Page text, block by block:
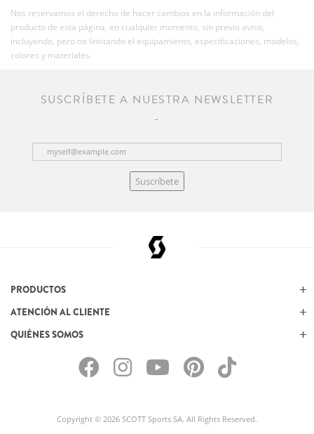
Nos reservamos el derecho de hacer cambios en la información del
producto de esta página, en cualquier momento, sin previo aviso,
incluyendo, pero no limitando el equipamiento, especificaciones, modelos,
colores y materiales.
SUSCRÍBETE A NUESTRA NEWSLETTER
Suscríbete
PRODUCTOS
ATENCIÓN AL CLIENTE
QUIÉNES SOMOS
Copyright © 2026 SCOTT Sports SA. All Rights Reserved.